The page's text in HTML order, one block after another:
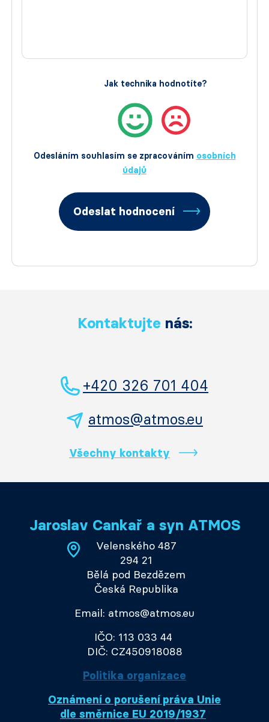
Odesláním souhlasím se zpracováním osobních
údajů
Jak technika hodnotíte?
Odeslat hodnocení
Kontaktujte nás:
+420 326 701 404
atmos@atmos.eu
Všechny kontakty
Jaroslav Cankař a syn ATMOS
Velenského 487
294 21
Bělá pod Bezdězem
Česká Republika
Email: atmos@atmos.eu
IČO: 113 033 44
DIČ: CZ450918088
Politika organizace
Oznámení o porušení práva Unie
dle směrnice EU 2019/1937